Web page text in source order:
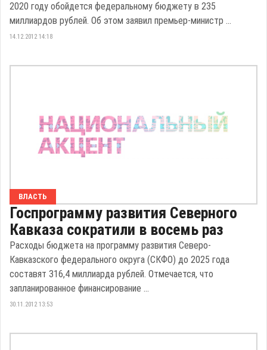
2020 году обойдется федеральному бюджету в 235
миллиардов рублей. Об этом заявил премьер-министр ...
14.12.2012 14:18
ВЛАСТЬ
Госпрограмму развития Северного
Кавказа сократили в восемь раз
Расходы бюджета на программу развития Северо-
Кавказского федерального округа (СКФО) до 2025 года
составят 316,4 миллиарда рублей. Отмечается, что
запланированное финансирование ...
30.11.2012 13:53